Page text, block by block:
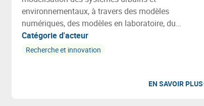
environnementaux, à travers des modèles
numériques, des modèles en laboratoire, du
monitoring in-situ (smart metering) ou des outils
collaboratifs.
Catégorie d'acteur
Recherche et innovation
EN SAVOIR PLUS